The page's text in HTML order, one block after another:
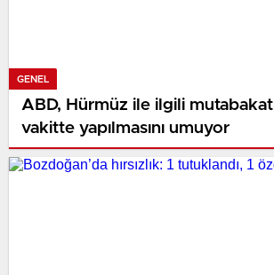
GENEL
ABD, Hürmüz ile ilgili
vakitte yapılmasını umuyor